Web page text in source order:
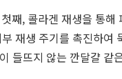
째, 콜라겐 재생을 통
재생 주기를 촉진하여
들뜨지 않는 깐달걀 같